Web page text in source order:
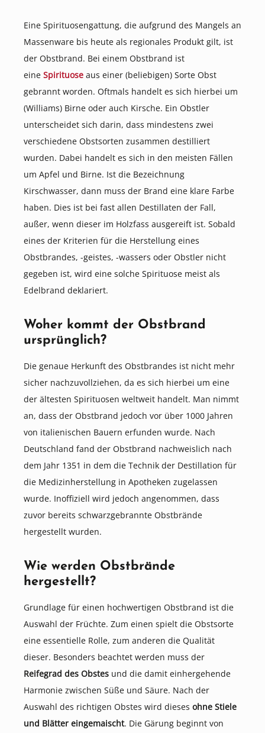
Eine Spirituosengattung, die aufgrund des Mangels an
Massenware bis heute als regionales Produkt gilt, ist
der Obstbrand. Bei einem Obstbrand ist
eine Spirituose aus einer (beliebigen) Sorte Obst
gebrannt worden. Oftmals handelt es sich hierbei um
(Williams) Birne oder auch Kirsche. Ein Obstler
unterscheidet sich darin, dass mindestens zwei
verschiedene Obstsorten zusammen destilliert
wurden. Dabei handelt es sich in den meisten Fällen
um Apfel und Birne. Ist die Bezeichnung
Kirschwasser, dann muss der Brand eine klare Farbe
haben. Dies ist bei fast allen Destillaten der Fall,
außer, wenn dieser im Holzfass ausgereift ist. Sobald
eines der Kriterien für die Herstellung eines
Obstbrandes, -geistes, -wassers oder Obstler nicht
gegeben ist, wird eine solche Spirituose meist als
Edelbrand deklariert.
Woher kommt der Obstbrand
ursprünglich?
Die genaue Herkunft des Obstbrandes ist nicht mehr
sicher nachzuvollziehen, da es sich hierbei um eine
der ältesten Spirituosen weltweit handelt. Man nimmt
an, dass der Obstbrand jedoch vor über 1000 Jahren
von italienischen Bauern erfunden wurde. Nach
Deutschland fand der Obstbrand nachweislich nach
dem Jahr 1351 in dem die Technik der Destillation für
die Medizinherstellung in Apotheken zugelassen
wurde. Inoffiziell wird jedoch angenommen, dass
zuvor bereits schwarzgebrannte Obstbrände
hergestellt wurden.
Wie werden Obstbrände
hergestellt?
Grundlage für einen hochwertigen Obstbrand ist die
Auswahl der Früchte. Zum einen spielt die Obstsorte
eine essentielle Rolle, zum anderen die Qualität
dieser. Besonders beachtet werden muss der
Reifegrad des Obstes und die damit einhergehende
Harmonie zwischen Süße und Säure. Nach der
Auswahl des richtigen Obstes wird dieses ohne Stiele
und Blätter eingemaischt. Die Gärung beginnt von